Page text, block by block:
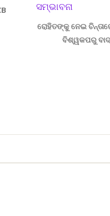
ରୋହିତଙ୍କୁ ନେଇ
ବିଶ୍ୱକପରୁ ବାଦ୍‌